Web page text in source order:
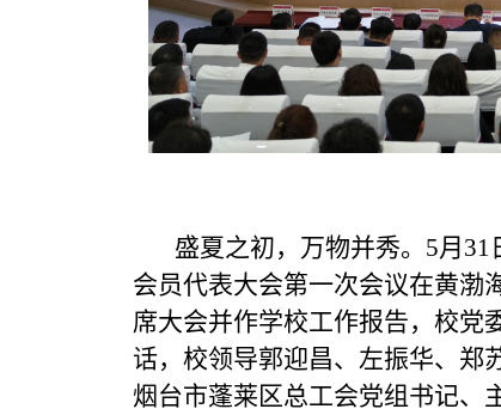
盛夏之初，万物并秀。5月31
会员代表大会第一次会议在黄渤
席大会并作学校工作报告，校党
话，校领导郭迎昌、左振华、郑
烟台市蓬莱区总工会党组书记、